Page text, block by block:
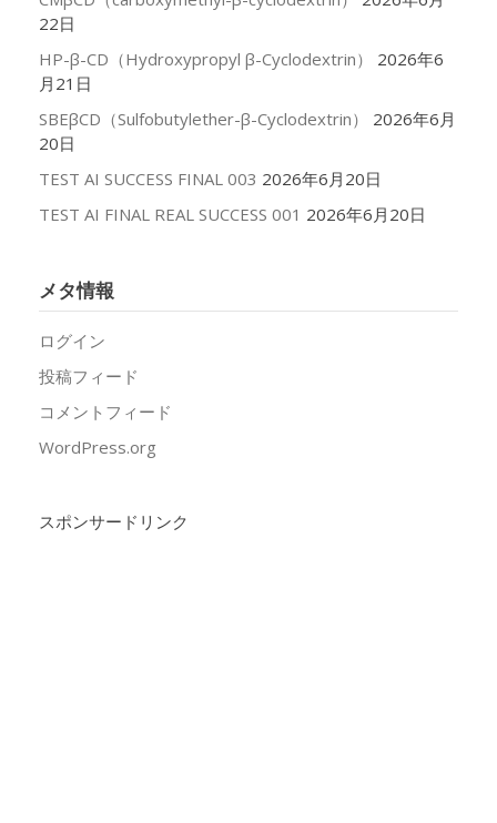
22日
HP-β-CD（Hydroxypropyl β-Cyclodextrin）
2026年6
月21日
SBEβCD（Sulfobutylether-β-Cyclodextrin）
2026年6月
20日
TEST AI SUCCESS FINAL 003 2026年6月20日
TEST AI FINAL REAL SUCCESS 001 2026年6月20日
メタ情報
ログイン
投稿フィード
コメントフィード
WordPress.org
スポンサードリンク